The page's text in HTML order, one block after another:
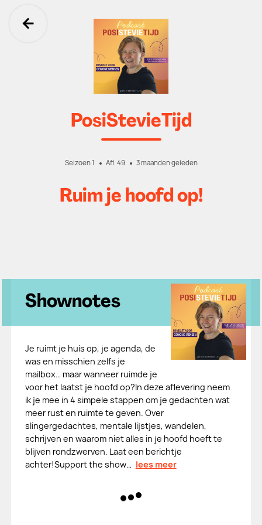
Ga terug
PosiStevieTijd
Seizoen 1 Afl. 49 3 maanden geleden
Ruim je hoofd op!
Shownotes
Je ruimt je huis op, je agenda, de
was en misschien zelfs je
mailbox… maar wanneer ruimde je
voor het laatst je hoofd op?In deze aflevering neem
ik je mee in 4 simpele stappen om je gedachten wat
meer rust en ruimte te geven. Over
slingergedachtes, mentale lijstjes, wandelen,
schrijven en waarom niet alles in je hoofd hoeft te
blijven rondzwerven. Laat een berichtje
achter!Support the show… lees meer